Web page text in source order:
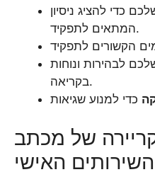
כדי להציג ניסיון
המתאים לתפקיד.
לבהירות ונוחות
בקריאה.
של מכתב
השירותים האישי